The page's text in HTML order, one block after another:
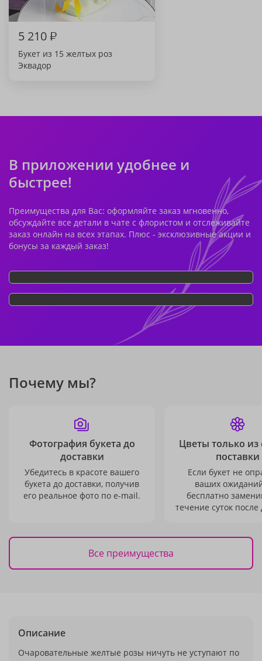
5 210₽
Букет из 15 желтых роз
Эквадор
В приложении удобнее и
быстрее!
Преимущества для Вас: оформляйте заказ мгновенно,
обсуждайте все детали в чате с флористом и отслеживайте
заказ онлайн на всех этапах. Плюс - эксклюзивные акции и
бонусы за каждый заказ!
Почему мы?
Фотография букета до
доставки
Убедитесь в красоте вашего
букета до доставки, получив
его реальное фото по e-mail.
Цветы только из
поставки
Если букет не
ваших
бесплатно
течение суток после
Все преимущества
Описание
Очаровательные желтые розы ничуть не уступают по